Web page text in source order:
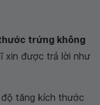
trứng không
xin được trả lời như
tăng kích thước